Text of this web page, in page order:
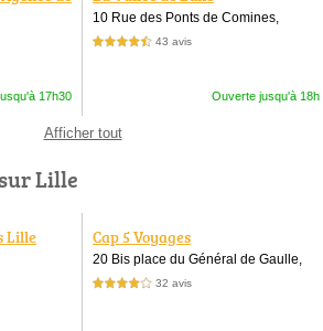
17h30
10 Rue des Ponts de Comines,
4,5 étoiles sur 5 43 avis
Ouverte jusqu'à 18h
Afficher tout
Lille
Lille Cap 5 Voyages
20 Bis place du Général de Gaulle,
4,0 étoiles sur 5 32 avis